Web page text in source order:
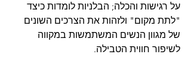
על רגישות והכלה; הבלניות לומדות כיצד
"לתת מקום" ולזהות את הצרכים השונים
של מגוון הנשים המשתמשות במקווה
לשיפור חווית הטבילה.